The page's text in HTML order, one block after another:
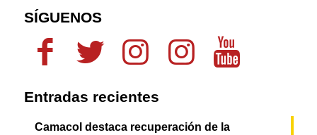
SÍGUENOS
Entradas recientes
Camacol destaca recuperación de la